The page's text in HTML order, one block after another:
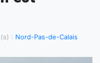
: Nord-Pas-de-Calais